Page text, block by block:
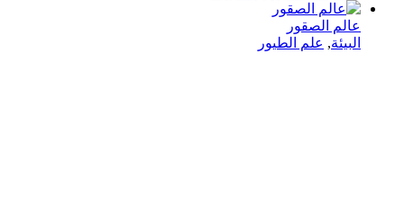
عالم الصقور
البيئة, علم الطيور